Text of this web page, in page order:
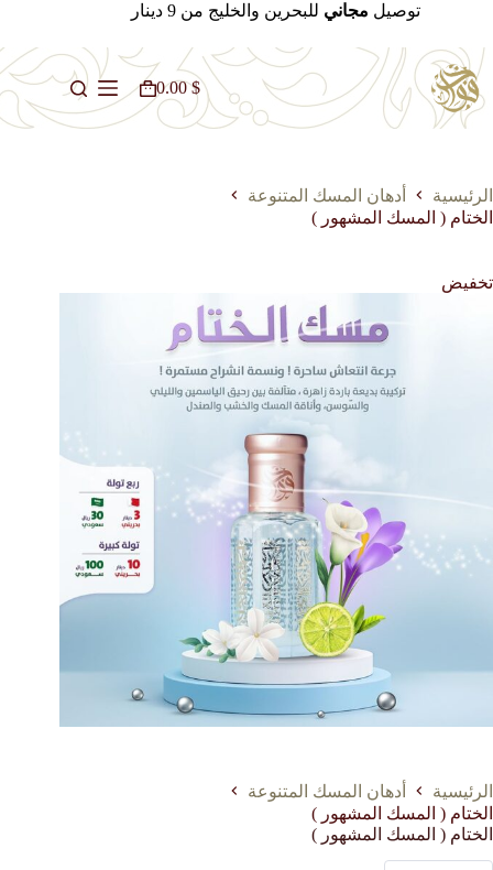
المحتوى
توصيل مجاني للبحرين والخليج من 9 دينار
عربة
التسوق
0.00$
الرئيسية
أدهان المسك المتنوعة
الختام ( المسك المشهور )
تخفيض
الرئيسية
أدهان المسك المتنوعة
الختام ( المسك المشهور )
الختام ( المسك المشهور )